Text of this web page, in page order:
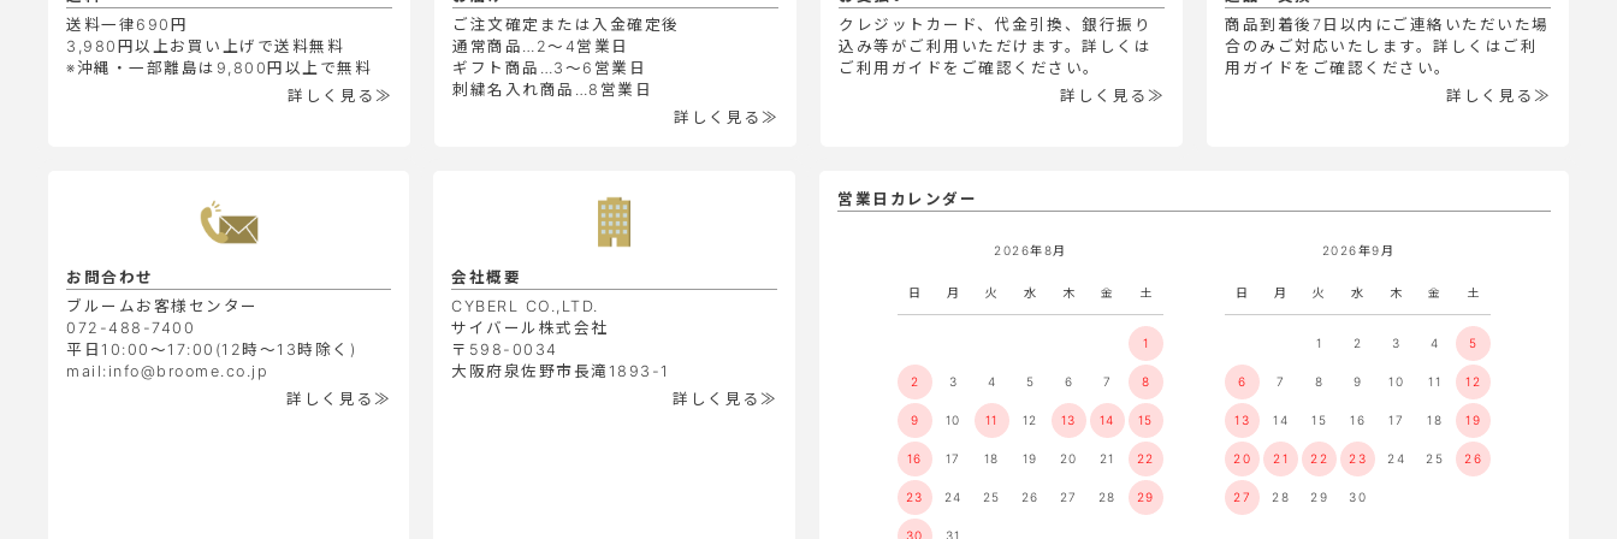
送料一律690円
3,980円以上お買い上げで送料無料
※沖縄・一部離島は9,800円以上で無料
詳しく見る≫
ご注文確定または入金確定後
通常商品…2～4営業日
ギフト商品…3～6営業日
刺繍名入れ商品…8営業日
詳しく見る≫
クレジットカード、代金引換、銀行振り
込み等がご利用いただけます。詳しくは
ご利用ガイドをご確認ください。
詳しく見る≫
商品到着後7日以内にご連絡いただいた場
合のみご対応いたします。詳しくはご利
用ガイドをご確認ください。
詳しく見る≫
お問合わせ
ブルームお客様センター
072-488-7400
平日10:00～17:00(12時～13時除く)
mail:info@broome.co.jp
詳しく見る≫
会社概要
CYBERL CO.,LTD.
サイバール株式会社
〒598-0034
大阪府泉佐野市長滝1893-1
詳しく見る≫
営業日カレンダー
2026年8月
日 月 火 水 木 金 土
1
2 3 4 5 6 7 8
9 10 11 12 13 14 15
16 17 18 19 20 21 22
23 24 25 26 27 28 29
30 31
2026年9月
日 月 火 水 木 金 土
1 2 3 4 5
6 7 8 9 10 11 12
13 14 15 16 17 18 19
20 21 22 23 24 25 26
27 28 29 30